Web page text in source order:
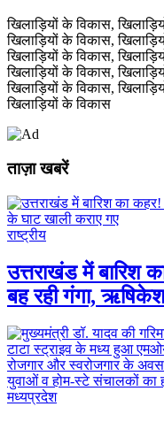
खिलाड़ियों के विकास,
खिलाड़ियों के विकास,
खिलाड़ियों के विकास,
खिलाड़ियों के विकास,
खिलाड़ियों के विकास,
खिलाड़ियों के विकास
ताज़ा खबरें
राष्ट्रीय
उत्तराखंड में बारिश
बह रही गंगा,
मध्यप्रदेश